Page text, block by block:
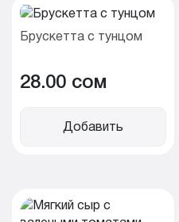
Брускетта с тунцом
28.00 cом
Добавить